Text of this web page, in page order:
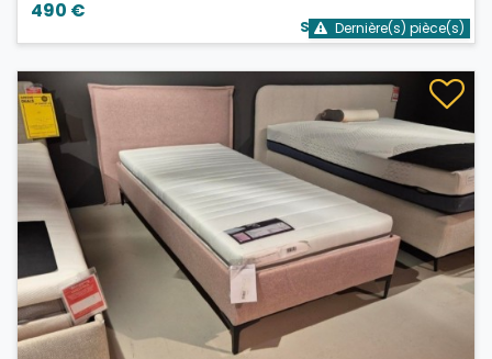
490 €
Stock bientôt épuisé
Dernière(s) pièce(s)